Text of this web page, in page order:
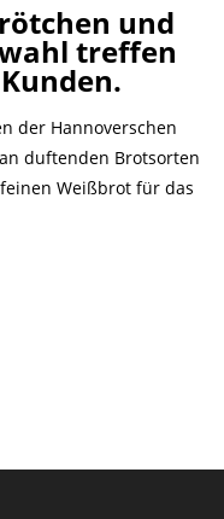
und
treffen
der Hannoverschen
duftenden Brotsorten
Weißbrot für das